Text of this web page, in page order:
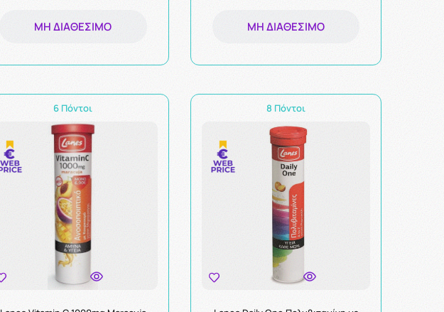
ΜΗ ΔΙΑΘΈΣΙΜΟ ΜΗ ΔΙΑΘΈΣΙΜΟ
6 Πόντοι 8 Πόντοι